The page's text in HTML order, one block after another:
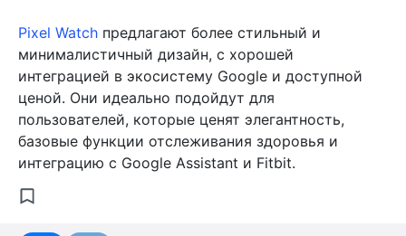
Pixel Watch предлагают более стильный и
минималистичный дизайн, с хорошей
интеграцией в экосистему Google и доступной
ценой. Они идеально подойдут для
пользователей, которые ценят элегантность,
базовые функции отслеживания здоровья и
интеграцию с Google Assistant и Fitbit.